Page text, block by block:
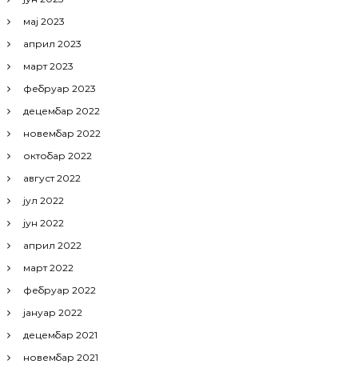
мај 2023
април 2023
март 2023
фебруар 2023
децембар 2022
новембар 2022
октобар 2022
август 2022
јул 2022
јун 2022
април 2022
март 2022
фебруар 2022
јануар 2022
децембар 2021
новембар 2021